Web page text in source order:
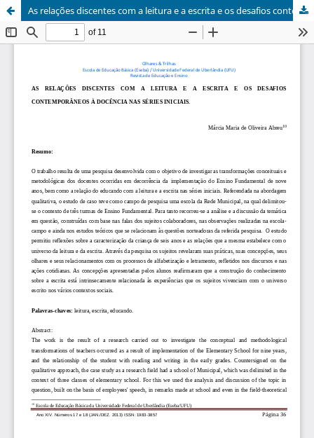
As relações discentes com a leitura e a escrita e os desafios contemporâneos à docência nas séries iniciais